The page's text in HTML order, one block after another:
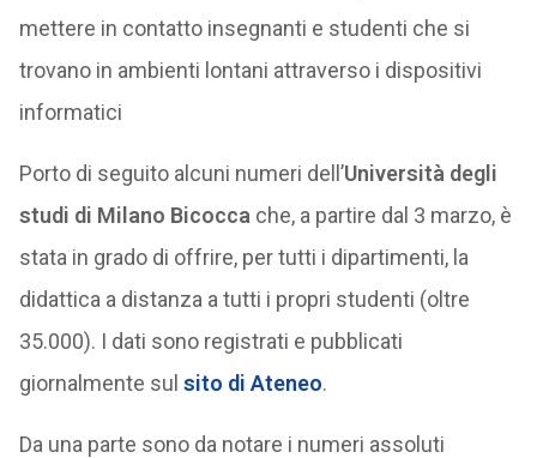
mettere in contatto insegnanti e studenti che si
trovano in ambienti lontani attraverso i dispositivi
informatici
Porto di seguito alcuni numeri dell’Università degli
studi di Milano Bicocca che, a partire dal 3 marzo, è
stata in grado di offrire, per tutti i dipartimenti, la
didattica a distanza a tutti i propri studenti (oltre
35.000). I dati sono registrati e pubblicati
giornalmente sul sito di Ateneo.
Da una parte sono da notare i numeri assoluti